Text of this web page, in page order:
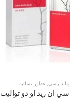
باسي, عطور نسائية
ان ريد او دو تواليت